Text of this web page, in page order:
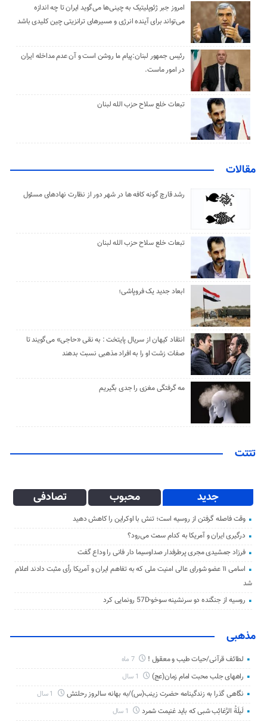
امروز جبر ژئوپلیتیک به چینی‌ها می‌گوید ایران تا چه اندازه
می‌تواند برای آینده انرژی و مسیرهای ترانزیتی چین کلیدی باشد
رئیس جمهور لبنان:پیام ما روشن است و آن عدم مداخله ایران
در امور ماست.
تبعات خلع سلاح حزب الله لبنان
مقالات
رشد قارچ گونه کافه ها در شهر دور از نظارت نهادهای مسئول
تبعات خلع سلاح حزب الله لبنان
ابعاد جدید یک فروپاشی؛
انتقاد کیهان از سریال پایتخت : به نقی «حاجی» می‌گویند تا
صفات زشت او را به افراد مذهبی نسبت بدهند
مه گرفتگی مغزی را جدی بگیریم
تتتت
جدید محبوب تصادفی
وقت فاصله گرفتن از روسیه است؛ تنش با اوکراین را کاهش دهید
درگیری ایران و آمریکا به کدام سمت می‌رود؟
فرزاد جمشیدی مجری پرطرفدار صداوسیما دار فانی را وداع گفت
اسامی ۱۱ عضو شورای عالی امنیت ملی که به تفاهم ایران و آمریکا رأی مثبت دادند اعلام
شد
روسیه از جنگنده دو سرنشینه سوخو-57D رونمایی کرد
مذهبی
لطائف قرآنی/حیات طیب و معقول ! 7 ماه
راههای جلب محبت امام زمان(عج)
نگاهی گذرا به زندگینامه حضرت زینب(س)/به بهانه سالروز رحلتش
لَیلَةُ الرَّغائِب شبی که باید غنیمت شمرد